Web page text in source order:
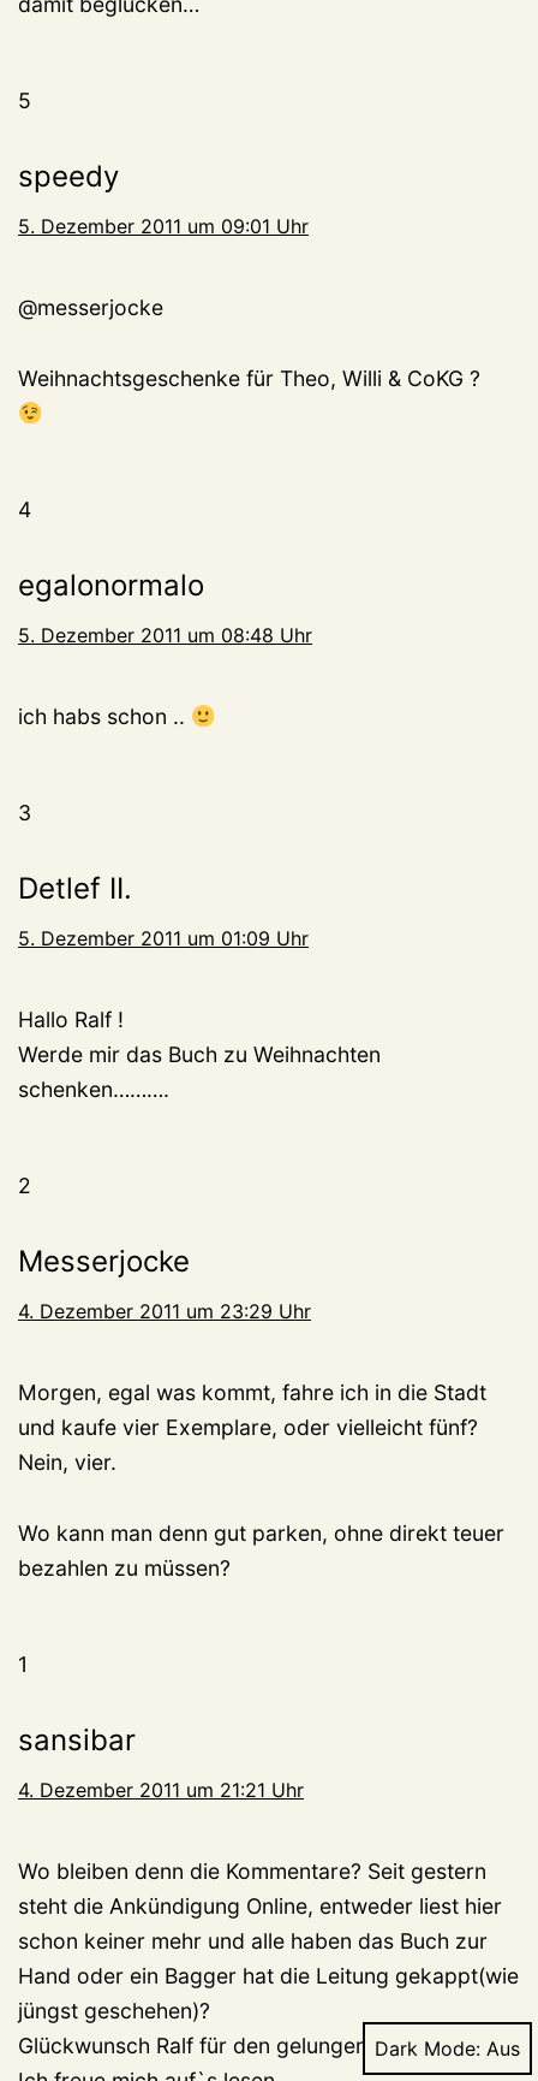
5
speedy
5. Dezember 2011 um 09:01 Uhr
@messerjocke
Weihnachtsgeschenke für Theo, Willi & CoKG ?
4
egalonormalo
5. Dezember 2011 um 08:48 Uhr
ich habs schon ..
3
Detlef II.
5. Dezember 2011 um 01:09 Uhr
Hallo Ralf !
Werde mir das Buch zu Weihnachten
schenken……….
2
Messerjocke
4. Dezember 2011 um 23:29 Uhr
Morgen, egal was kommt, fahre ich in die Stadt
und kaufe vier Exemplare, oder vielleicht fünf?
Nein, vier.
Wo kann man denn gut parken, ohne direkt teuer
bezahlen zu müssen?
1
sansibar
4. Dezember 2011 um 21:21 Uhr
Wo bleiben denn die Kommentare? Seit gestern
steht die Ankündigung Online, entweder liest hier
schon keiner mehr und alle haben das Buch zur
Hand oder ein Bagger hat die Leitung gekappt(wie
jüngst geschehen)?
Glückwunsch Ralf für den gelungenen Coup!
Dark Mode: